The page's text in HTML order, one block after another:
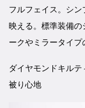
フルフェイス。シ
映える。標準装備
ークやミラータイプ
ダイヤモンドキル
被り心地